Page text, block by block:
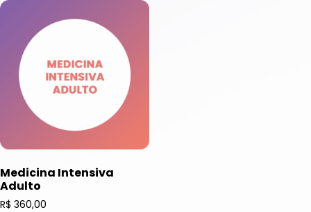
Medicina Intensiva
Adulto
R$ 360,00